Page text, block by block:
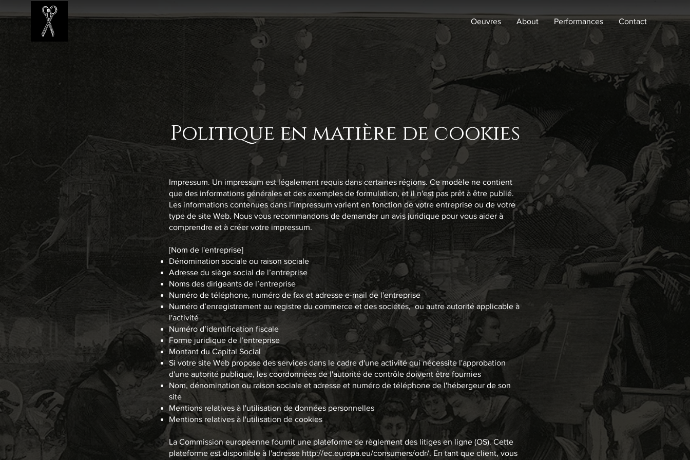
Oeuvres About Performances Contact
Politique en matière de cookies
Impressum. Un impressum est légalement requis dans certaines régions. Ce modèle ne contient
que des informations générales et des exemples de formulation, et il n'est pas prêt à être publié.
Les informations contenues dans l’impressum varient en fonction de votre entreprise ou de votre
type de site Web. Nous vous recommandons de demander un avis juridique pour vous aider à
comprendre et à créer votre impressum.
[Nom de l'entreprise]
Dénomination sociale ou raison sociale
Adresse du siège social de l’entreprise
Noms des dirigeants de l’entreprise
Numéro de téléphone, numéro de fax et adresse e-mail de l'entreprise
Numéro d’enregistrement au registre du commerce et des sociétés, ou autre autorité applicable à
l'activité
Numéro d’identification fiscale
Forme juridique de l’entreprise
Montant du Capital Social
Si votre site Web propose des services dans le cadre d'une activité qui nécessite l'approbation
d'une autorité publique, les coordonnées de l'autorité de contrôle doivent être fournies
Nom, dénomination ou raison sociale et adresse et numéro de téléphone de l'hébergeur de son
site
Mentions relatives à l'utilisation de données personnelles
Mentions relatives à l'utilisation de cookies
La Commission européenne fournit une plateforme de règlement des litiges en ligne (OS). Cette
plateforme est disponible à l'adresse http://ec.europa.eu/consumers/odr/. En tant que client, vous